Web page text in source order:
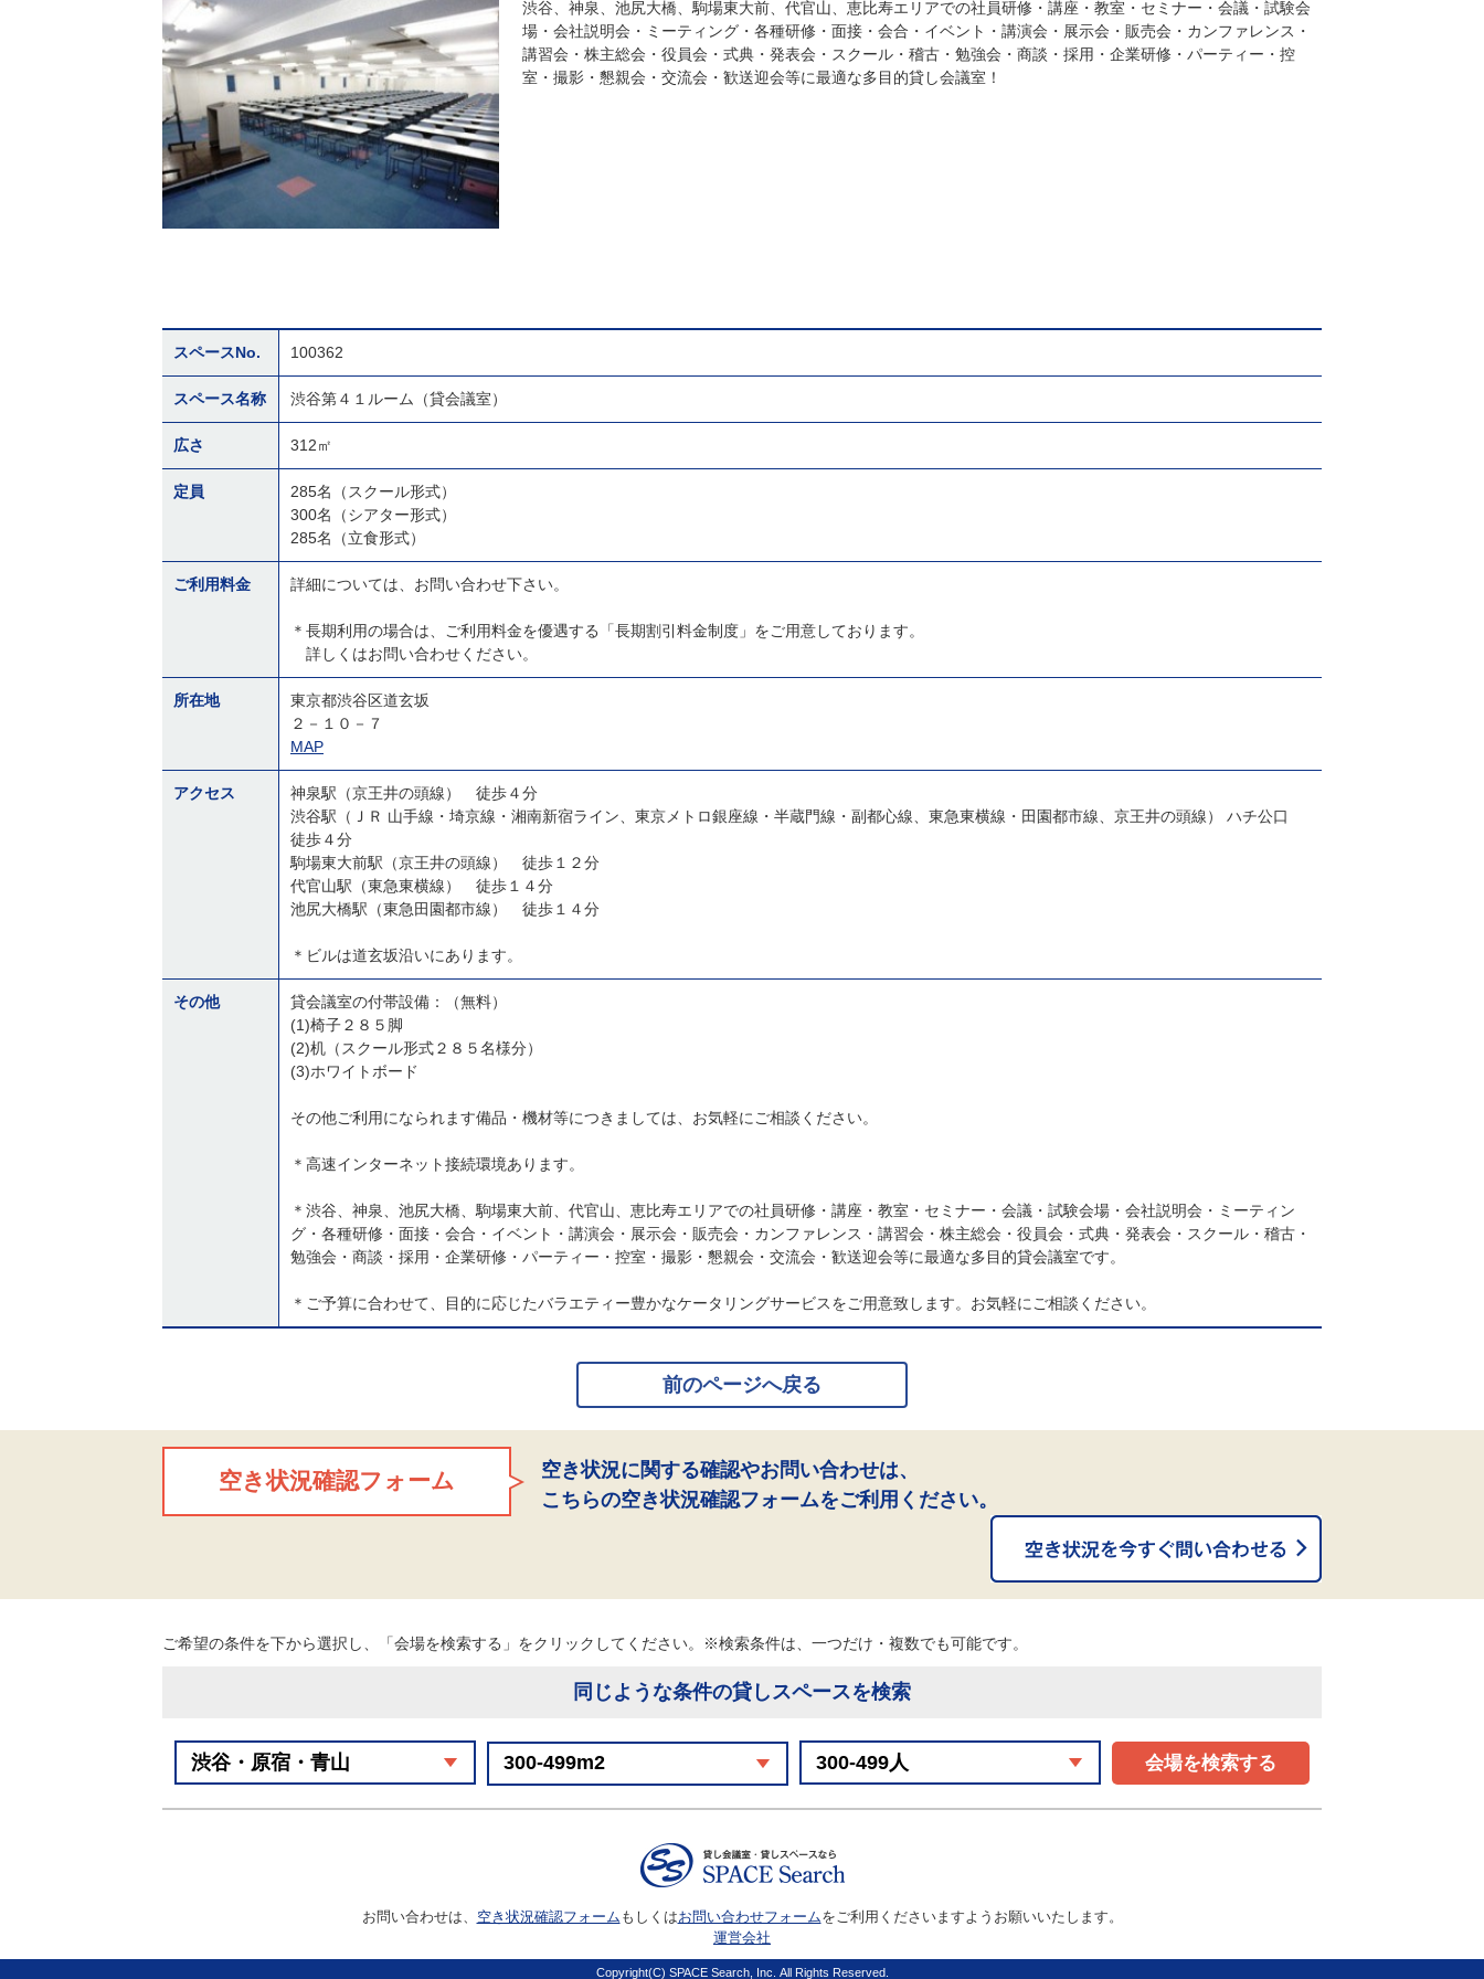
渋谷、神泉、池尻大橋、駒場東大前、代官山、恵比寿エリアでの社員研修・講座・教室・セミナー・会議・試験会
場・会社説明会・ミーティング・各種研修・面接・会合・イベント・講演会・展示会・販売会・カンファレンス・
講習会・株主総会・役員会・式典・発表会・スクール・稽古・勉強会・商談・採用・企業研修・パーティー・控
室・撮影・懇親会・交流会・歓送迎会等に最適な多目的貸し会議室！
スペースNo. 100362
スペース名称 渋谷第４１ルーム（貸会議室）
広さ 312㎡
定員
285名（スクール形式）
300名（シアター形式）
285名（立食形式）
ご利用料金 詳細については、お問い合わせ下さい。
＊長期利用の場合は、ご利用料金を優遇する「長期割引料金制度」をご用意しております。
詳しくはお問い合わせください。
所在地
東京都渋谷区道玄坂
２－１０－７
MAP
アクセス
神泉駅（京王井の頭線） 徒歩４分
渋谷駅（ＪＲ 山手線・埼京線・湘南新宿ライン、東京メトロ銀座線・半蔵門線・副都心線、東急東横線・田園都市線、京王井の頭線） ハチ公口
徒歩４分
駒場東大前駅（京王井の頭線） 徒歩１２分
代官山駅（東急東横線） 徒歩１４分
池尻大橋駅（東急田園都市線） 徒歩１４分
＊ビルは道玄坂沿いにあります。
その他
貸会議室の付帯設備：（無料）
(1)椅子２８５脚
(2)机（スクール形式２８５名様分）
(3)ホワイトボード
その他ご利用になられます備品・機材等につきましては、お気軽にご相談ください。
＊高速インターネット接続環境あります。
＊渋谷、神泉、池尻大橋、駒場東大前、代官山、恵比寿エリアでの社員研修・講座・教室・セミナー・会議・試験会場・会社説明会・ミーティン
グ・各種研修・面接・会合・イベント・講演会・展示会・販売会・カンファレンス・講習会・株主総会・役員会・式典・発表会・スクール・稽古・
勉強会・商談・採用・企業研修・パーティー・控室・撮影・懇親会・交流会・歓送迎会等に最適な多目的貸会議室です。
＊ご予算に合わせて、目的に応じたバラエティー豊かなケータリングサービスをご用意致します。お気軽にご相談ください。
前のページへ戻る
空き状況確認フォーム
空き状況に関する確認やお問い合わせは、
こちらの空き状況確認フォームをご利用ください。
ご希望の条件を下から選択し、「会場を検索する」をクリックしてください。※検索条件は、一つだけ・複数でも可能です。
同じような条件の貸しスペースを検索
会場を検索する
お問い合わせは、 空き状況確認フォーム もしくはお問い合わせフォームをご利用くださいますようお願いいたします。
運営会社
Copyright(C) SPACE Search, Inc. All Rights Reserved.